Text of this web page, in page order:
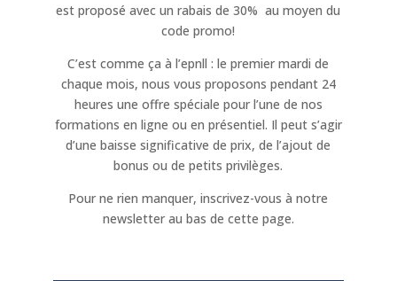
est proposé avec un rabais de30% au moyen du
code promo!
C’est comme ça à l’epnll : le premier mardi de
chaque mois, nous vous proposons pendant 24
heures une offre spéciale pour l’une de nos
formations en ligne ou en présentiel. Il peut s’agir
d’une baisse significative de prix, de l’ajout de
bonus ou de petits privilèges.
Pour ne rien manquer, inscrivez-vous à notre
newsletter au bas de cette page.